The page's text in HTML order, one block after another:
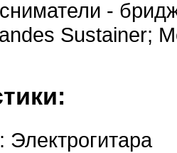
-
Sustainer;
Электрогитара